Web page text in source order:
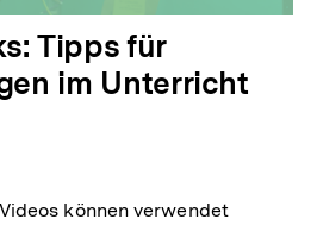
Tipps für
im Unterricht
können verwendet